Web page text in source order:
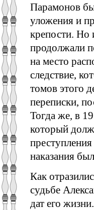
Парамонов
уложения и
крепости. Но
продолжали
на место
следствие,
томов этого
переписки,
Тогда же, в
который
наказания
Как
судьбе
дат его